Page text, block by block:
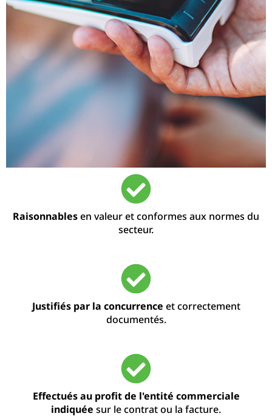
Raisonnablesen valeur et conformes aux normes du
secteur.
Justifiés par la concurrence et correctement
documentés.
Effectués au profit de l'entité commerciale
indiquée sur le contrat ou la facture.